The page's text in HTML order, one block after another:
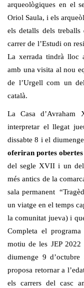
arqueològiques en el
Oriol Saula, i els
els detalls dels treballs
carrer de l’Estudi on
La xerrada tindrà lloc
amb una visita al nou
de l’Urgell com un
català.
La Casa d’Avraham
interpretar el llegat
dissabte 8 i el
oferiran portes obertes
del segle XVII i un dels
més antics de la
sala permanent
un viatge en el temps
la comunitat jueva) i
Completa el
motiu de les JEP
diumenge 9
proposa retornar a
els carrers del casc